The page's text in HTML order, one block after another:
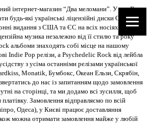
інтернет-магазин “Два меломани”. У нас Ви
будь-які українські ліцензійні диски CD, DVD,
видання з США та ЄС на всіх носіях. В
музика незалежно від її стилю та року
альбоми знаходять собі місце на нашому
Indie Pop релізи, а Psychedelic Rock від лейбла
з усіма останніми релізами української
Monatik, Бумбокс, Океан Ельзи, Скрябін,
до нас із запитанням щодо замовлення
на сторінці, та ми додамо всі зусилля, щоб
Замовлення відправляємо по всій
Одеса), у Києві працює доставляння
можна отримати замовлення майже у любій